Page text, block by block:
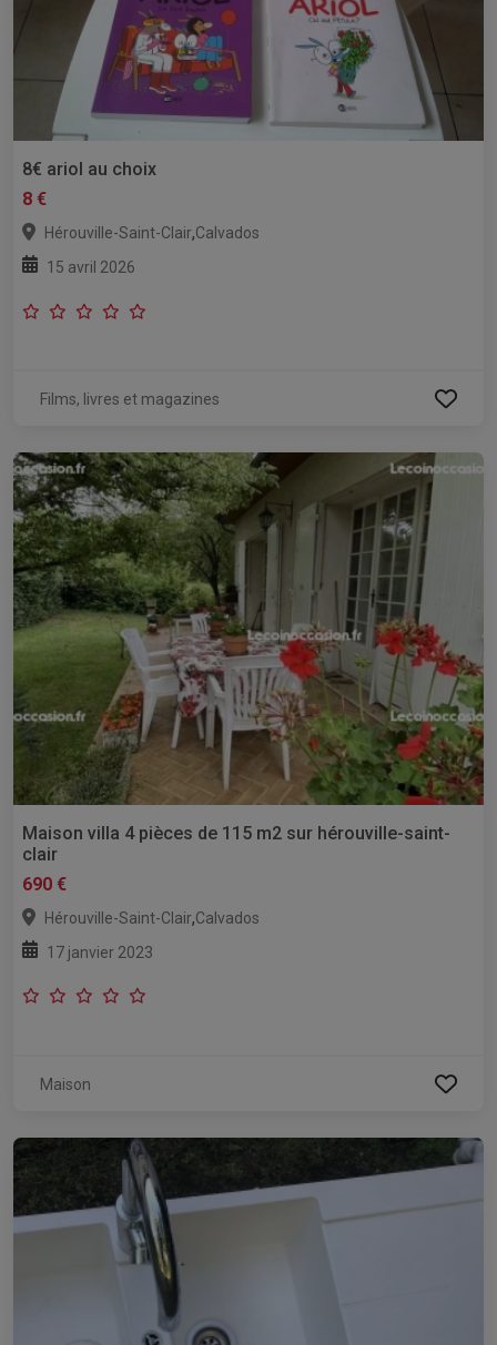
8€ ariol au choix
8 €
Hérouville-Saint-Clair,Calvados
15 avril 2026
Films, livres et magazines
Maison villa 4 pièces de 115 m2 sur hérouville-saint-
clair
690 €
Hérouville-Saint-Clair,Calvados
17 janvier 2023
Maison